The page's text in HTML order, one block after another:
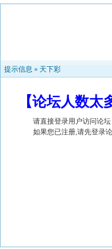
提示信息 » 天下彩
【论坛人数
请直接登录用户访问论
如果您已注册,请先登录